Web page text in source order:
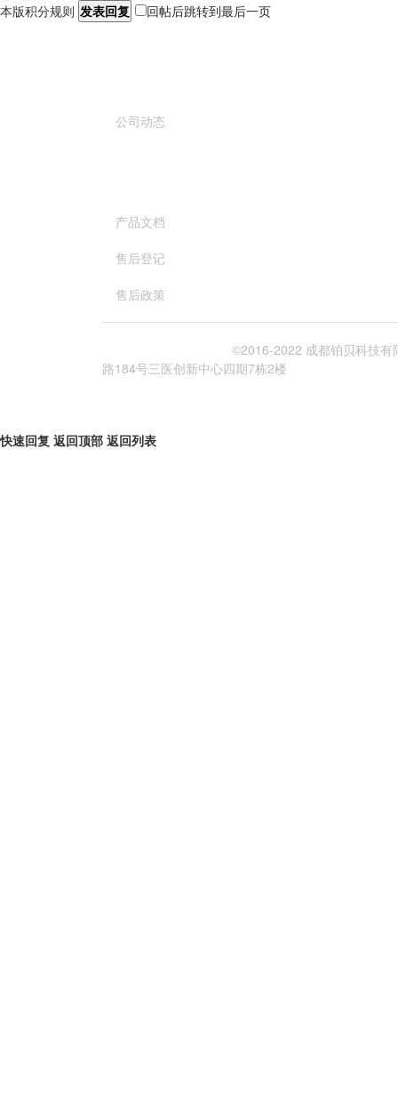
本版积分规则 发表回复 回帖后跳转到最后一页
公司动态
产品文档
售后登记
售后政策
©2016-2022 成都铂贝科技
路184号三医创新中心四期7栋2楼
快速回复 返回顶部 返回列表